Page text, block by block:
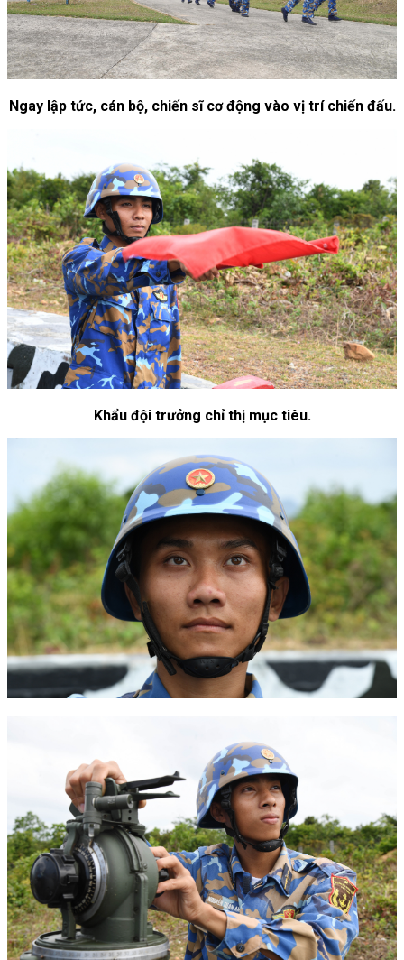
Ngay lập tức, cán bộ, chiến sĩ cơ động vào vị trí chiến đấu.
Khẩu đội trưởng chỉ thị mục tiêu.